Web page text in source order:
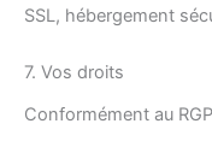
SSL, hébergement
7. Vos droits
Conformément au